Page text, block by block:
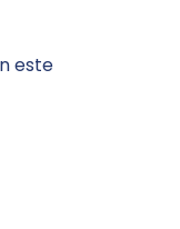
este